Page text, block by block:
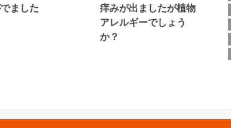
ました
痒みが出ましたが植物
アレルギーでしょう
か？